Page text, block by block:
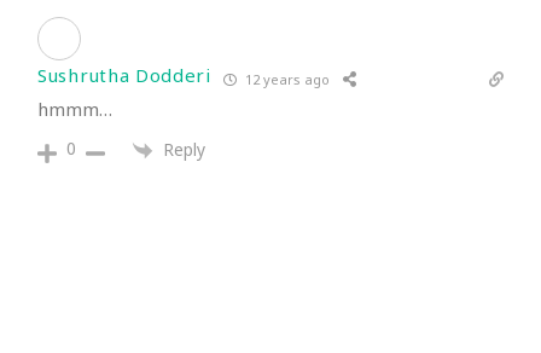
Sushrutha Dodderi 12 years ago
hmmm…
0 Reply